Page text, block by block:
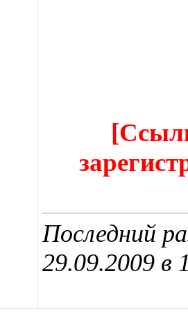
Последний
29.09.2009 в